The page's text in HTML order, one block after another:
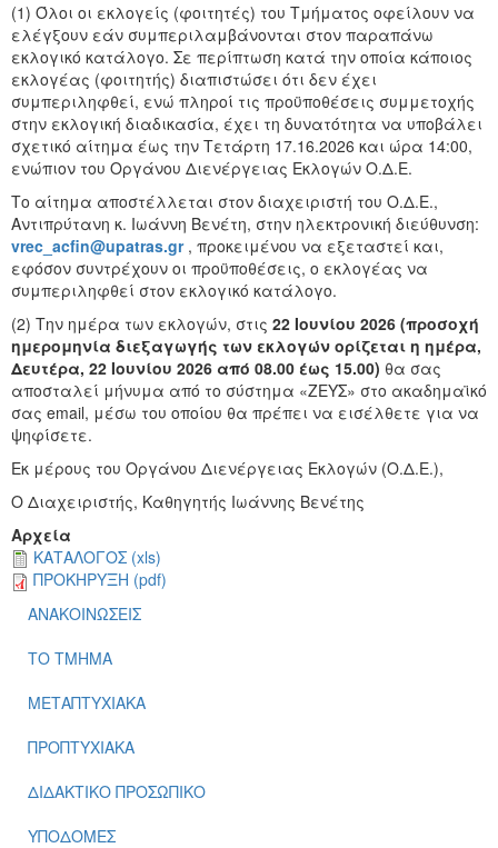
(1) Όλοι οι εκλογείς (φοιτητές) του Τμήματος οφείλουν να
ελέγξουν εάν συμπεριλαμβάνονται στον παραπάνω
εκλογικό κατάλογο. Σε περίπτωση κατά την οποία κάποιος
εκλογέας (φοιτητής) διαπιστώσει ότι δεν έχει
συμπεριληφθεί, ενώ πληροί τις προϋποθέσεις συμμετοχής
στην εκλογική διαδικασία, έχει τη δυνατότητα να υποβάλει
σχετικό αίτημα έως την Τετάρτη 17.16.2026 και ώρα 14:00,
ενώπιον του Οργάνου Διενέργειας Εκλογών Ο.Δ.Ε.
Το αίτημα αποστέλλεται στον διαχειριστή του Ο.Δ.Ε.,
Αντιπρύτανη κ. Ιωάννη Βενέτη, στην ηλεκτρονική διεύθυνση:
vrec_acfin@upatras.gr, προκειμένου να εξεταστεί και,
εφόσον συντρέχουν οι προϋποθέσεις, ο εκλογέας να
συμπεριληφθεί στον εκλογικό κατάλογο.
(2) Την ημέρα των εκλογών, στις 22 Ιουνίου 2026 (προσοχή
ημερομηνία διεξαγωγής των εκλογών ορίζεται η ημέρα,
Δευτέρα, 22 Ιουνίου 2026 από 08.00 έως 15.00) θα σας
αποσταλεί μήνυμα από το σύστημα «ΖΕΥΣ» στο ακαδημαϊκό
σας email, μέσω του οποίου θα πρέπει να εισέλθετε για να
ψηφίσετε.
Εκ μέρους του Οργάνου Διενέργειας Εκλογών (Ο.Δ.Ε.),
Ο Διαχειριστής, Καθηγητής Ιωάννης Βενέτης
Αρχεία
ΚΑΤΑΛΟΓΟΣ (xls)
ΠΡΟΚΗΡΥΞΗ (pdf)
ΑΝΑΚΟΙΝΩΣΕΙΣ
ΤΟ ΤΜΗΜΑ
ΜΕΤΑΠΤΥΧΙΑΚΑ
ΠΡΟΠΤΥΧΙΑΚΑ
ΔΙΔΑΚΤΙΚΟ ΠΡΟΣΩΠΙΚΟ
ΥΠΟΔΟΜΕΣ